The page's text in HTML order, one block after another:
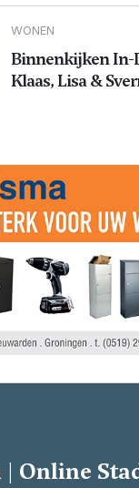
WONEN
Binnenkijken In-
Klaas, Lisa &
Online